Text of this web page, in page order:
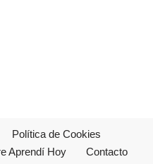
Política de Cookies
Aprendí Hoy Contacto